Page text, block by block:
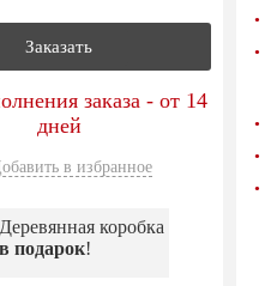
Заказать
заказа - от 14
дней
в избранное
Деревянная коробка
в подарок!